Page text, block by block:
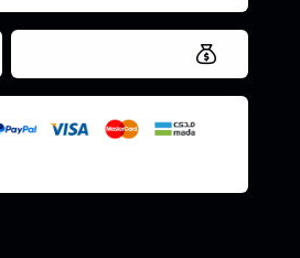
العروض والشحن مجاني